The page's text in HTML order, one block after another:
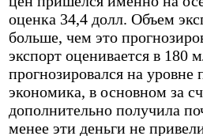
оценка 34,4 долл. Объем
больше, чем это
экспорт оценивается в 180
прогнозировался на
экономика, в основном за
дополнительно получила
менее эти деньги не